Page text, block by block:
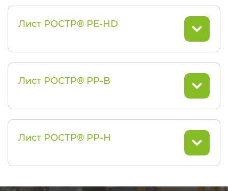
Лист РОСТР® PE-HD
Лист РОСТР® PP-B
Лист РОСТР® PP-H